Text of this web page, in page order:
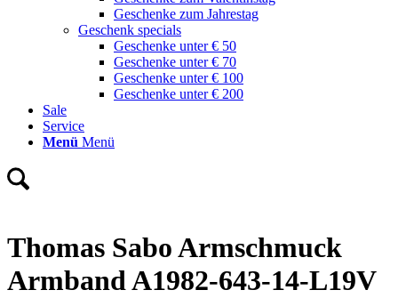
Geschenke zum Jahrestag
Geschenk specials
Geschenke unter € 50
Geschenke unter € 70
Geschenke unter € 100
Geschenke unter € 200
Sale
Service
Menü Menü
Thomas Sabo Armschmuck
Armband A1982-643-14-L19V